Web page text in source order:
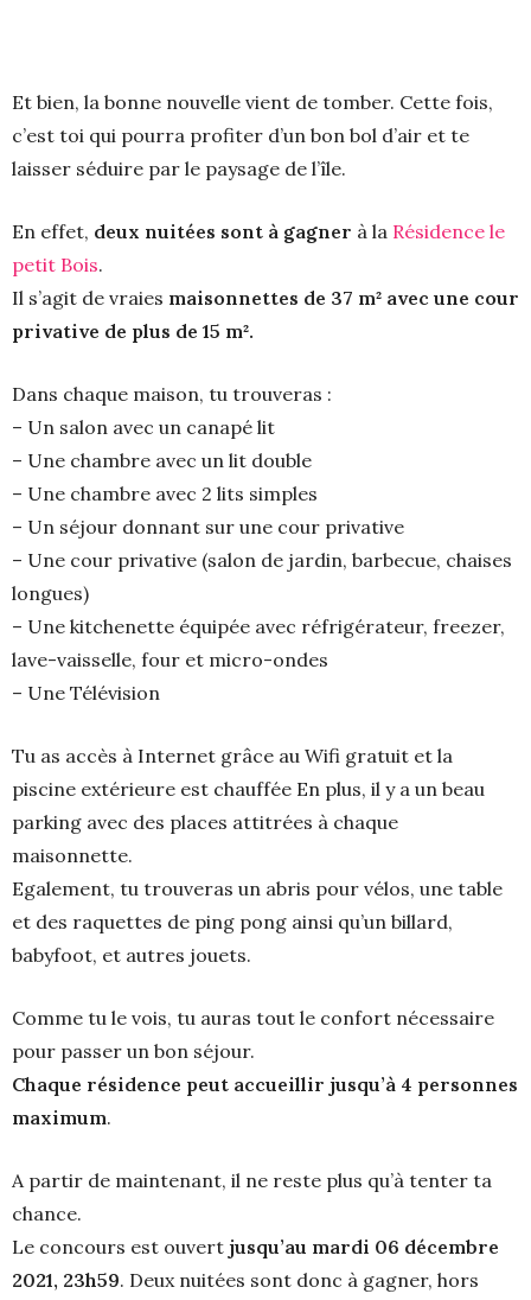
Et bien, la bonne nouvelle vient de tomber. Cette fois,
c’est toi qui pourra profiter d’un bon bol d’air et te
laisser séduire par le paysage de l’île.
En effet, deux nuitées sont à gagner à la Résidence le
petit Bois.
Il s’agit de vraies maisonnettes de 37 m² avec une cour
privative de plus de 15 m².
Dans chaque maison, tu trouveras :
– Un salon avec un canapé lit
– Une chambre avec un lit double
– Une chambre avec 2 lits simples
– Un séjour donnant sur une cour privative
– Une cour privative (salon de jardin, barbecue, chaises
longues)
– Une kitchenette équipée avec réfrigérateur, freezer,
lave-vaisselle, four et micro-ondes
– Une Télévision
Tu as accès à Internet grâce au Wifi gratuit et la
piscine extérieure est chauffée En plus, il y a un beau
parking avec des places attitrées à chaque
maisonnette.
Egalement, tu trouveras un abris pour vélos, une table
et des raquettes de ping pong ainsi qu’un billard,
babyfoot, et autres jouets.
Comme tu le vois, tu auras tout le confort nécessaire
pour passer un bon séjour.
Chaque résidence peut accueillir jusqu’à 4 personnes
maximum.
A partir de maintenant, il ne reste plus qu’à tenter ta
chance.
Le concours est ouvert jusqu’au mardi 06 décembre
2021, 23h59. Deux nuitées sont donc à gagner, hors